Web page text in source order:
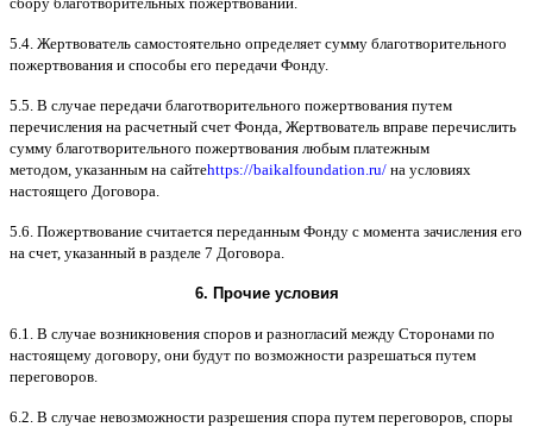
5.4. Жертвователь самостоятельно определяет сумму благотворительного
пожертвования и способы его передачи Фонду.
5.5. B случае передачи благотворительного пожертвования путем
перечисления на расчетный счет Фонда Жертвователь вправе перечислить
сумму благотворительного пожертвования любым платежным
методом указанным на сайтеhttps://baikalfoundation.ru/ на условиях
настоящего Договора
5.6. Пожертвование считается переданным Фонду с момента зачисления его
на счет, указанный в разделе 7 Договора
6. Прочие условия
6.1. B случае возникновения споров и разногласий между Сторонами по
настоящему договору, они будут по возможности разрешаться путем
переговоров
6.2. B случае невозможности разрешения спора путем переговоров споры